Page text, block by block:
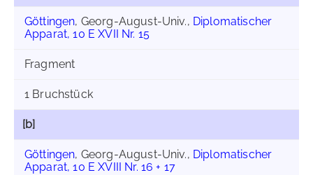
Göttingen, Georg-August-Univ., Diplomatischer
Apparat, 10 E XVII Nr. 15
Fragment
1 Bruchstück
[b]
Göttingen, Georg-August-Univ., Diplomatischer
Apparat, 10 E XVIII Nr. 16 + 17